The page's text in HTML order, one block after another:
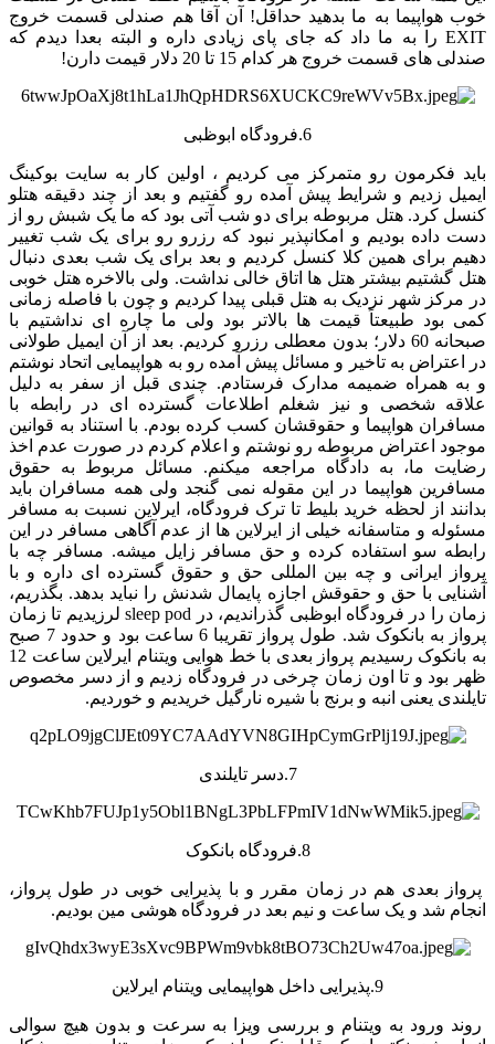
خوب هواپیما به ما بدهید حداقل! آن آقا هم صندلی قسمت خروج
EXIT را به ما داد که جای پای زیادی داره و البته بعدا دیدم که
صندلی های قسمت خروج هر کدام 15 تا 20 دلار قیمت دارن!
6.فرودگاه ابوظبی
باید فکرمون رو متمرکز می کردیم ، اولین کار به سایت بوکینگ
ایمیل زدیم و شرایط پیش آمده رو گفتیم و بعد از چند دقیقه هتلو
کنسل کرد. هتل مربوطه برای دو شب آتی بود که ما یک شبش رو از
دست داده بودیم و امکانپذیر نبود که رزرو رو برای یک شب تغییر
دهیم برای همین کلا کنسل کردیم و بعد برای یک شب بعدی دنبال
هتل گشتیم بیشتر هتل ها اتاق خالی نداشت. ولی بالاخره هتل خوبی
در مرکز شهر نزدیک به هتل قبلی پیدا کردیم و چون با فاصله زمانی
کمی بود طبیعتاً قیمت ها بالاتر بود ولی ما چاره ای نداشتیم با
صبحانه 60 دلار؛ بدون معطلی رزرو کردیم. بعد از آن ایمیل طولانی
در اعتراض به تاخیر و مسائل پیش آمده رو به هواپیمایی اتحاد نوشتم
و به همراه ضمیمه مدارک فرستادم. چندی قبل از سفر به دلیل
علاقه شخصی و نیز شغلم اطلاعات گسترده ای در رابطه با
مسافران هواپیما و حقوقشان کسب کرده بودم. با استناد به قوانین
موجود اعتراض مربوطه رو نوشتم و اعلام کردم در صورت عدم اخذ
رضایت ما، به دادگاه مراجعه میکنم. مسائل مربوط به حقوق
مسافرین هواپیما در این مقوله نمی گنجد ولی همه مسافران باید
بدانند از لحظه خرید بلیط تا ترک فرودگاه، ایرلاین نسبت به مسافر
مسئوله و متاسفانه خیلی از ایرلاین ها از عدم آگاهی مسافر در این
رابطه سو استفاده کرده و حق مسافر زایل میشه. مسافر چه با
پرواز ایرانی و چه بین المللی حق و حقوق گسترده ای داره و با
آشنایی با حق و حقوقش اجازه پایمال شدنش را نباید بدهد. بگذریم،
زمان را در فرودگاه ابوظبی گذراندیم، در sleep pod لرزیدیم تا زمان
پرواز به بانکوک شد. طول پرواز تقریبا 6 ساعت بود و حدود 7 صبح
به بانکوک رسیدیم پرواز بعدی با خط هوایی ویتنام ایرلاین ساعت 12
ظهر بود و تا اون زمان چرخی در فرودگاه زدیم و از دسر مخصوص
تایلندی یعنی انبه و برنج با شیره نارگیل خریدیم و خوردیم.
7.دسر تایلندی
8.فرودگاه بانکوک
پرواز بعدی هم در زمان مقرر و با پذیرایی خوبی در طول پرواز،
انجام شد و یک ساعت و نیم بعد در فرودگاه هوشی مین بودیم.
9.پذیرایی داخل هواپیمایی ویتنام ایرلاین
روند ورود به ویتنام و بررسی ویزا به سرعت و بدون هیچ سوالی